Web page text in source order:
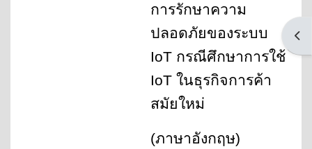
การรักษาความ
ปลอดภัยของระบบ
IoT กรณีศึกษาการใช้
IoT ในธุรกิจการค้า
สมัยใหม่
(ภาษาอังกฤษ)